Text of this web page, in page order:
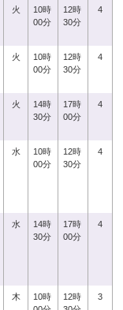
火
10時
00分
12時
30分
4
火
10時
00分
12時
30分
4
火
14時
30分
17時
00分
4
水
10時
00分
12時
30分
4
水
14時
30分
17時
00分
4
木
10時
12時
3